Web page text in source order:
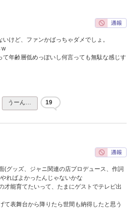
けど、ファンかばっちゃダメでしょ。
w
て年齢層低めっぽいし何言っても無駄な感じす
うーん… 19
(グッズ、ジャニ関連の店プロデュース、作詞
ればよかったんじゃないかな
才能育てたいって、たまにゲストでテレビ出
て表舞台から降りたら世間も納得したと思う